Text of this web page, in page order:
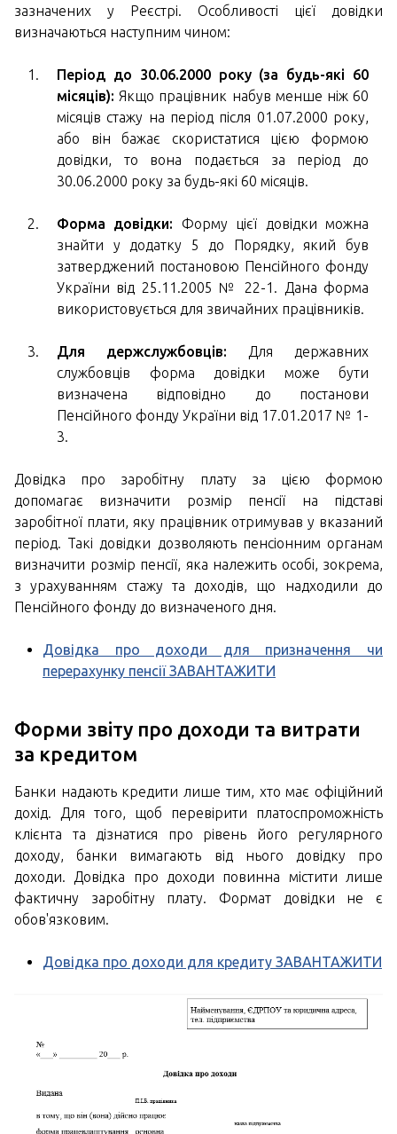
зазначених у Реєстрі. Особливості цієї довідки
визначаються наступним чином:
Період до 30.06.2000 року (за будь-які 60
місяців): Якщо працівник набув менше ніж 60
місяців стажу на період після 01.07.2000 року,
або він бажає скористатися цією формою
довідки, то вона подається за період до
30.06.2000 року за будь-які 60 місяців.
Форма довідки: Форму цієї довідки можна
знайти у додатку 5 до Порядку, який був
затверджений постановою Пенсійного фонду
України від 25.11.2005 № 22-1. Дана форма
використовується для звичайних працівників.
Для держслужбовців: Для державних
службовців форма довідки може бути
визначена відповідно до постанови
Пенсійного фонду України від 17.01.2017 № 1-
3.
Довідка про заробітну плату за цією формою
допомагає визначити розмір пенсії на підставі
заробітної плати, яку працівник отримував у вказаний
період. Такі довідки дозволяють пенсіонним органам
визначити розмір пенсії, яка належить особі, зокрема,
з урахуванням стажу та доходів, що надходили до
Пенсійного фонду до визначеного дня.
Довідка про доходи для призначення чи
перерахунку пенсії ЗАВАНТАЖИТИ
Форми звіту про доходи та витрати
за кредитом
Банки надають кредити лише тим, хто має офіційний
дохід. Для того, щоб перевірити платоспроможність
клієнта та дізнатися про рівень його регулярного
доходу, банки вимагають від нього довідку про
доходи. Довідка про доходи повинна містити лише
фактичну заробітну плату. Формат довідки не є
обов'язковим.
Довідка про доходи для кредиту ЗАВАНТАЖИТИ